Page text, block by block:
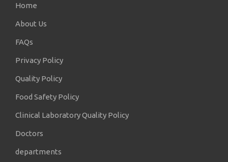
Home
About Us
FAQs
Privacy Policy
Quality Policy
Food Safety Policy
Clinical Laboratory Quality Policy
Doctors
departments